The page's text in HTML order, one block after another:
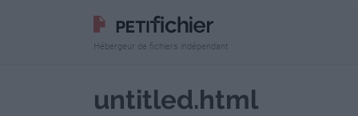
Hébergeur de fichiers indépendant
untitled.html